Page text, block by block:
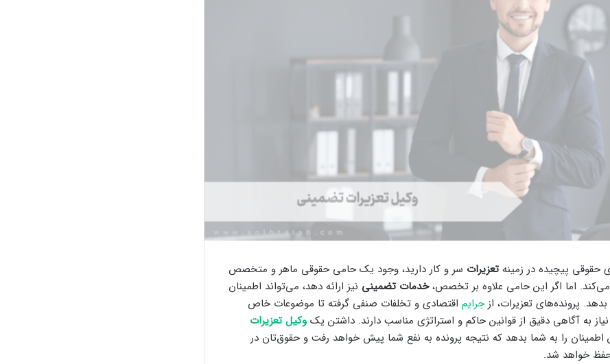
حقوقی پیچیده در زمینه تعزیرات سر و کار دارید، وجود یک حامی حقوقی ماهر و متخصص
اما اگر این حامی علاوه بر تخصص،خدمات تضمینی نیز ارائه دهد، می‌تواند اطمینان
پرونده‌های تعزیرات، ازجرایم اقتصادی و تخلفات صنفی گرفته تا موضوعات خاص
نیاز به آگاهی دقیق از قوانین حاکم و استراتژی مناسب دارند. داشتن یک وکیل تعزیرات
اطمینان را به شما بدهد که نتیجه پرونده به نفع شما پیش خواهد رفت و حقوق‌تان در
خواهد شد.